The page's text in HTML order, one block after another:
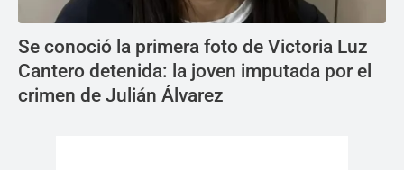
Se conoció la primera foto de Victoria Luz
Cantero detenida: la joven imputada por el
crimen de Julián Álvarez